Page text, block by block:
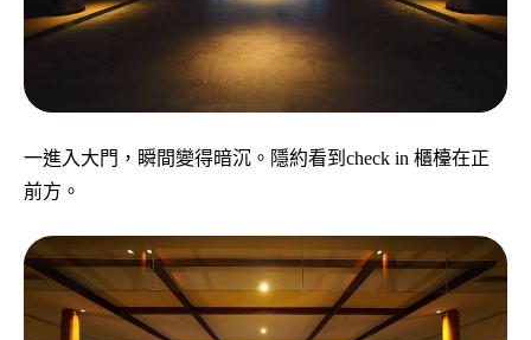
一進入大門，瞬間變得暗沉。隱約看到check in 櫃檯在正
前方。